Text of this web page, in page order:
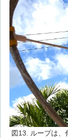
図13. ループは、